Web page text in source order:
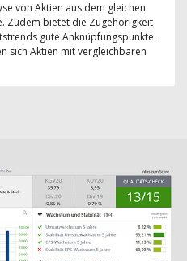
von Aktien aus dem gleichen
Zudem bietet die Zugehörigkeit
gute Anknüpfungspunkte.
sich Aktien mit vergleichbaren